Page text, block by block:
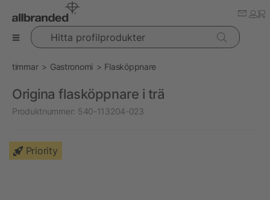
Hitta profilprodukter
timmar Gastronomi Flasköppnare
Origina flasköppnare i trä
Produktnummer: 540-113204-023
Priority